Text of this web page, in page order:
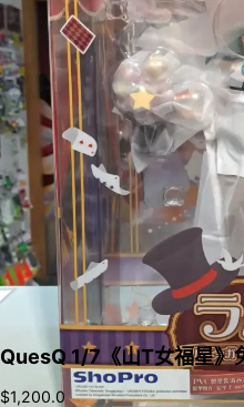
QuesQ 1/7《山T女福星
$1,200.0